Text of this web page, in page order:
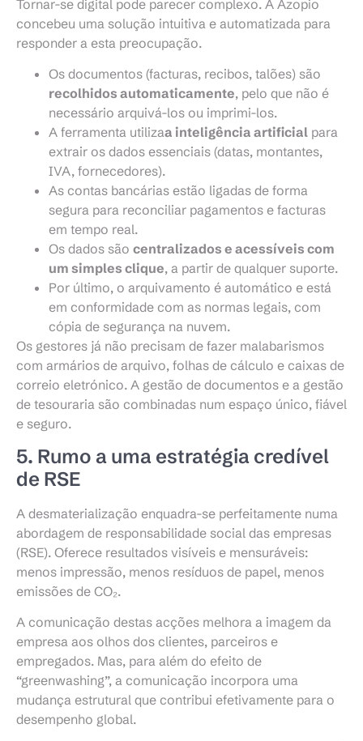
Tornar-se digital pode parecer complexo. A Azopio
concebeu uma solução intuitiva e automatizada para
responder a esta preocupação.
Os documentos (facturas, recibos, talões) são
recolhidos automaticamente, pelo que não é
necessário arquivá-los ou imprimi-los.
A ferramenta utilizaa inteligência artificial para
extrair os dados essenciais (datas, montantes,
IVA, fornecedores).
As contas bancárias estão ligadas de forma
segura para reconciliar pagamentos e facturas
em tempo real.
Os dados são centralizados e acessíveis com
um simples clique, a partir de qualquer suporte.
Por último, o arquivamento é automático e está
em conformidade com as normas legais, com
cópia de segurança na nuvem.
Os gestores já não precisam de fazer malabarismos
com armários de arquivo, folhas de cálculo e caixas de
correio eletrónico. A gestão de documentos e a gestão
de tesouraria são combinadas num espaço único, fiável
e seguro.
5. Rumo a uma estratégia credível
de RSE
A desmaterialização enquadra-se perfeitamente numa
abordagem de responsabilidade social das empresas
(RSE). Oferece resultados visíveis e mensuráveis:
menos impressão, menos resíduos de papel, menos
emissões de CO₂.
A comunicação destas acções melhora a imagem da
empresa aos olhos dos clientes, parceiros e
empregados. Mas, para além do efeito de
“greenwashing”, a comunicação incorpora uma
mudança estrutural que contribui efetivamente para o
desempenho global.